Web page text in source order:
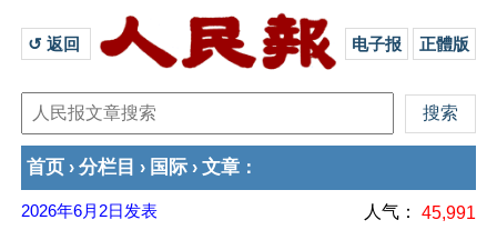
↺ 返回 电子报 正體版
首页 › 分栏目 › 国际 › 文章 ：
2026年6月2日 发表 人气： 45,991